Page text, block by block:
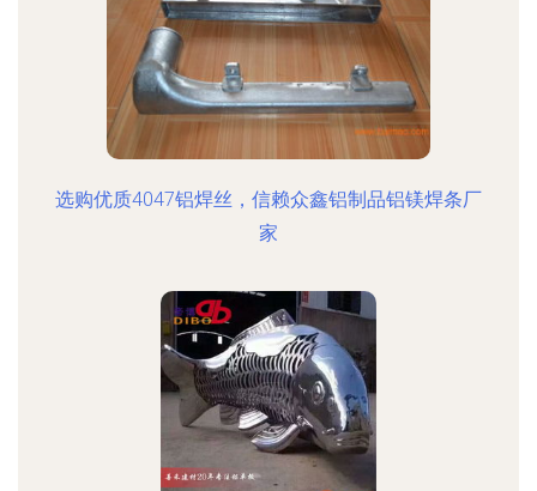
选购优质4047铝焊丝，信赖众鑫铝制品铝镁焊条厂
家